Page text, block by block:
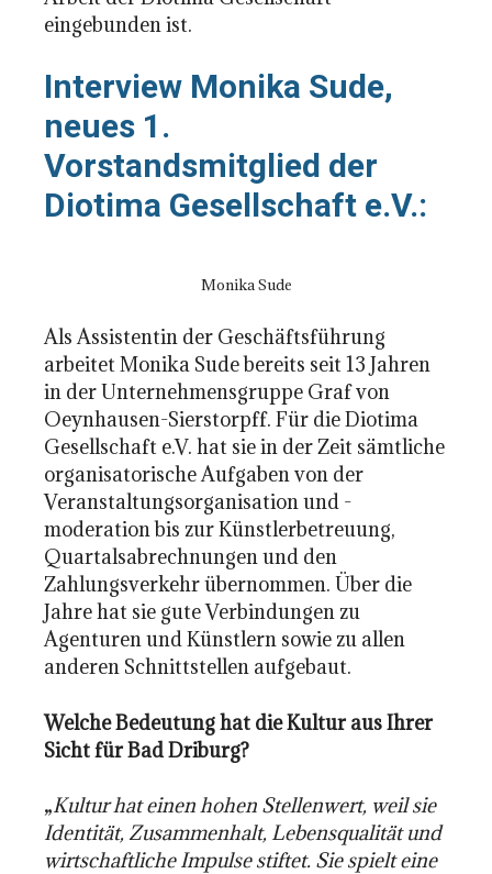
eingebunden ist.
Interview Monika Sude,
neues 1.
Vorstandsmitglied der
Diotima Gesellschaft e.V.:
Monika Sude
Als Assistentin der Geschäftsführung
arbeitet Monika Sude bereits seit 13 Jahren
in der Unternehmensgruppe Graf von
Oeynhausen-Sierstorpff. Für die Diotima
Gesellschaft e.V. hat sie in der Zeit sämtliche
organisatorische Aufgaben von der
Veranstaltungsorganisation und -
moderation bis zur Künstlerbetreuung,
Quartalsabrechnungen und den
Zahlungsverkehr übernommen. Über die
Jahre hat sie gute Verbindungen zu
Agenturen und Künstlern sowie zu allen
anderen Schnittstellen aufgebaut.
Welche Bedeutung hat die Kultur aus Ihrer
Sicht für Bad Driburg?
„Kultur hat einen hohen Stellenwert, weil sie
Identität, Zusammenhalt, Lebensqualität und
wirtschaftliche Impulse stiftet. Sie spielt eine